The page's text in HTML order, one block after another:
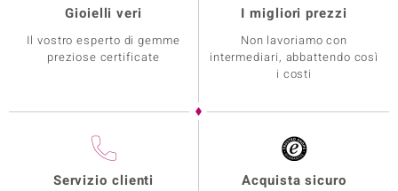
Gioielli veri
Il vostro esperto di gemme
preziose certificate
I migliori prezzi
Non lavoriamo con
intermediari, abbattendo così
i costi
Servizio clienti Acquista sicuro